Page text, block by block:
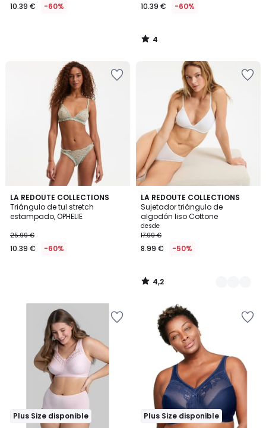
10.39 € -60% 10.39 € -60%
4
/
LA REDOUTE COLLECTIONS
Triángulo de tul stretch
estampado, OPHELIE
25.99 €
10.39 € -60%
LA REDOUTE COLLECTIONS
Sujetador triángulo de
algodón liso Cottone
desde
17.99 €
8.99 € -50%
4,2
/ 5
4
Colores
4,2
/
Plus Size disponible Plus Size disponible